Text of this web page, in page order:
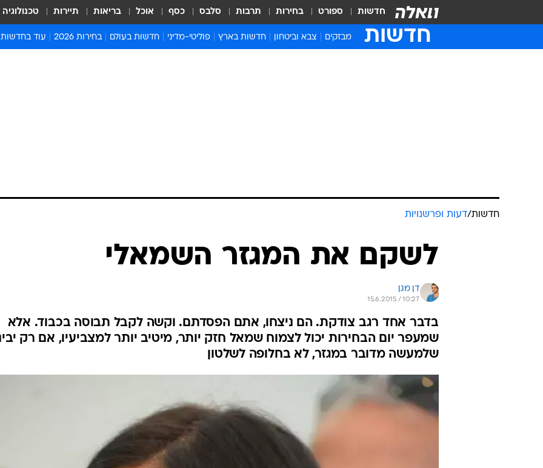
חדשות ספורט בחירות תרבות סלבס כסף אוכל בריאות תיירות טכנולוגיה
חדשות מבזקים צבא וביטחון חדשות בארץ פוליטי-מדיני חדשות בעולם בחירות 2026 עוד בחדשות
חדשות/דעות ופרשנויות
לשקם את המגזר השמאלי
דן מגן
15.6.2015 / 10:27
בדבר אחד רגב צודקת. הם ניצחו, אתם הפסדתם. וקשה לקבל תבוסה בכבוד. אלא
שמעפר יום הבחירות יכול לצמוח שמאל חזק יותר, מיטיב יותר למצביעיו, אם רק
שלמעשה מדובר במגזר, לא בחלופה לשלטון